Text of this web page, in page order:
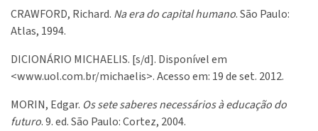
CRAWFORD, Richard. Na era do capital humano. São Paulo:
Atlas, 1994.
DICIONÁRIO MICHAELIS. [s/d]. Disponível em
<www.uol.com.br/michaelis>. Acesso em: 19 de set. 2012.
MORIN, Edgar. Os sete saberes necessários à educação do
futuro. 9. ed. São Paulo: Cortez, 2004.